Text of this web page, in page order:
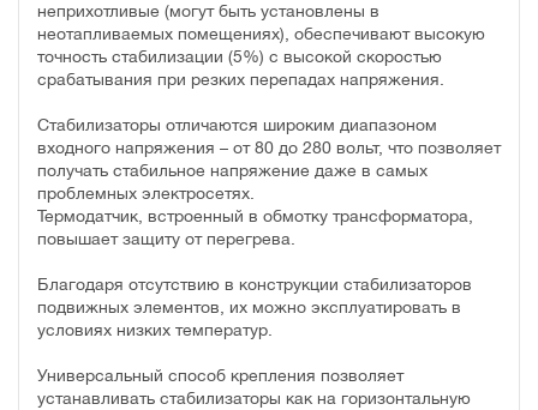
неприхотливые (могут быть установлены в
неотапливаемых помещениях), обеспечивают высокую
точность стабилизации (5%) с высокой скоростью
срабатывания при резких перепадах напряжения.
Стабилизаторы отличаются широким диапазоном
входного напряжения – от 80 до 280 вольт, что позволяет
получать стабильное напряжение даже в самых
проблемных электросетях.
Термодатчик, встроенный в обмотку трансформатора,
повышает защиту от перегрева.
Благодаря отсутствию в конструкции стабилизаторов
подвижных элементов, их можно эксплуатировать в
условиях низких температур.
Универсальный способ крепления позволяет
устанавливать стабилизаторы как на горизонтальную